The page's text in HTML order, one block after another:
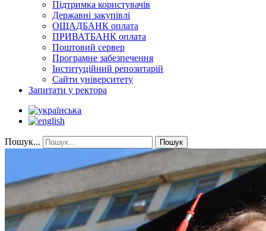
Підтримка користувачів
Державні закупівлі
ОЩАДБАНК оплата
ПРИВАТБАНК оплата
Поштовий сервер
Програмне забезпечення
Інституційний репозитарій
Сайти університету
Запитати у ректора
Пошук... Пошук